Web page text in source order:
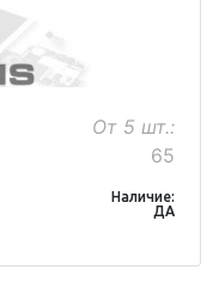
От 5 шт.:
65
Наличие:
ДА